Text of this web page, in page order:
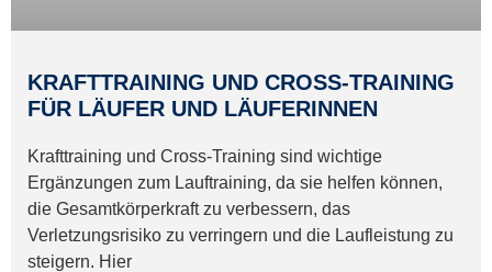
KRAFTTRAINING UND CROSS-TRAINING
FÜR LÄUFER UND LÄUFERINNEN
Krafttraining und Cross-Training sind wichtige
Ergänzungen zum Lauftraining, da sie helfen können,
die Gesamtkörperkraft zu verbessern, das
Verletzungsrisiko zu verringern und die Laufleistung zu
steigern. Hier